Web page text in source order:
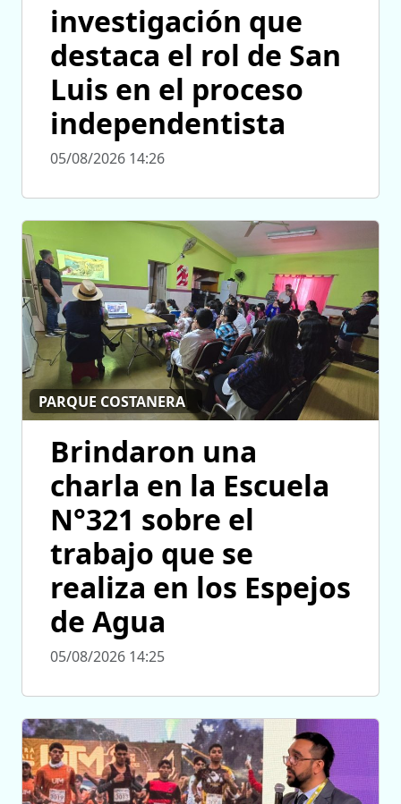
investigación que
destaca el rol de San
Luis en el proceso
independentista
05/08/2026 14:26
PARQUE COSTANERA
Brindaron una
charla en la Escuela
N°321 sobre el
trabajo que se
realiza en los Espejos
de Agua
05/08/2026 14:25